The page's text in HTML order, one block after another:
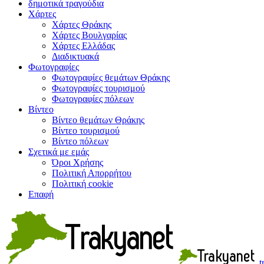
δημοτικά τραγούδια
Χάρτες
Χάρτες Θράκης
Χάρτες Βουλγαρίας
Χάρτες Ελλάδας
Διαδικτυακά
Φωτογραφίες
Φωτογραφίες θεμάτων Θράκης
Φωτογραφίες τουρισμού
Φωτογραφίες πόλεων
Βίντεο
Βίντεο θεμάτων Θράκης
Βίντεο τουρισμού
Βίντεο πόλεων
Σχετικά με εμάς
Όροι Χρήσης
Πολιτική Απορρήτου
Πολιτική cookie
Επαφή